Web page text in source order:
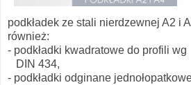
podkładek ze stali nierdzewnej A2 i
również:
- podkładki kwadratowe do profili wg
DIN 434,
- podkładki odginane